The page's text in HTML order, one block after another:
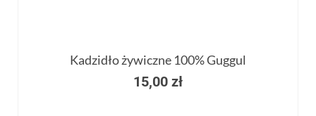
Kadzidło żywiczne 100% Guggul
15,00 zł